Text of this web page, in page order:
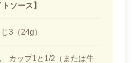
ソース】
3（24g）
カップ1と1/2（または牛